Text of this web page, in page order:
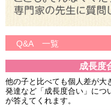
成長度
他の子と比べても個人差が大
発達など「成長度合い」につ
が答えてくれます。